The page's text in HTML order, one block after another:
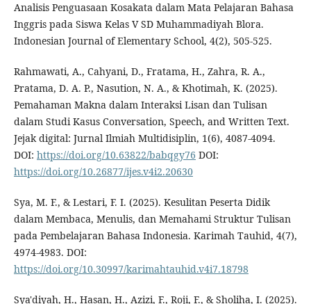
Analisis Penguasaan Kosakata dalam Mata Pelajaran Bahasa
Inggris pada Siswa Kelas V SD Muhammadiyah Blora.
Indonesian Journal of Elementary School, 4(2), 505-525.
Rahmawati, A., Cahyani, D., Fratama, H., Zahra, R. A.,
Pratama, D. A. P., Nasution, N. A., & Khotimah, K. (2025).
Pemahaman Makna dalam Interaksi Lisan dan Tulisan
dalam Studi Kasus Conversation, Speech, and Written Text.
Jejak digital: Jurnal Ilmiah Multidisiplin, 1(6), 4087-4094.
DOI: https://doi.org/10.63822/babqgy76 DOI:
https://doi.org/10.26877/ijes.v4i2.20630
Sya, M. F., & Lestari, F. I. (2025). Kesulitan Peserta Didik
dalam Membaca, Menulis, dan Memahami Struktur Tulisan
pada Pembelajaran Bahasa Indonesia. Karimah Tauhid, 4(7),
4974-4983. DOI:
https://doi.org/10.30997/karimahtauhid.v4i7.18798
Sya'diyah, H., Hasan, H., Azizi, F., Roji, F., & Sholiha, I. (2025).